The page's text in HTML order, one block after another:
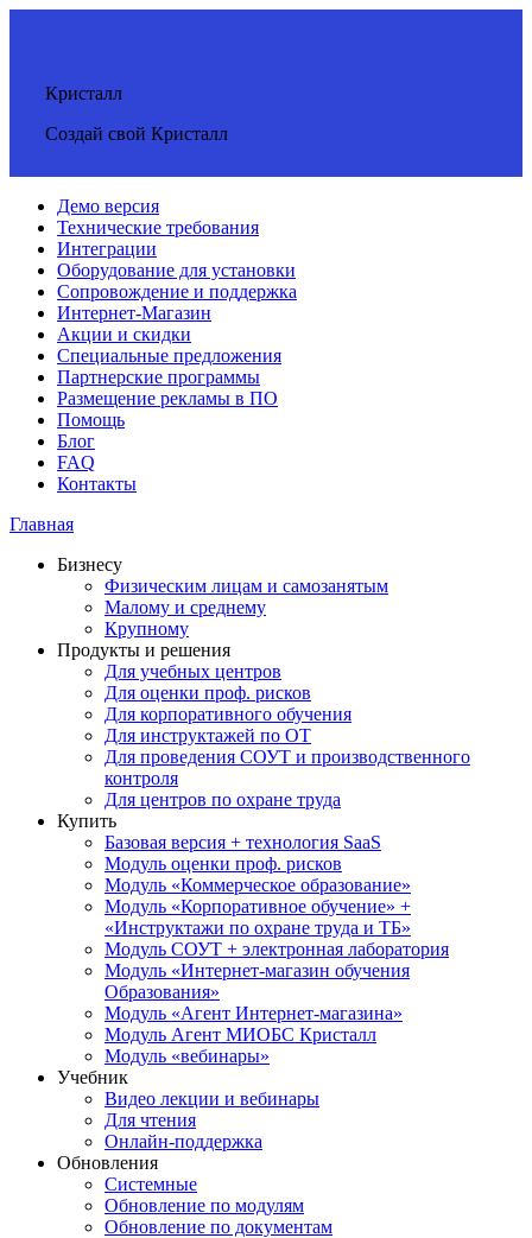
Кристалл
Создай свой Кристалл
Демо версия
Технические требования
Интеграции
Оборудование для установки
Сопровождение и поддержка
Интернет-Магазин
Акции и скидки
Специальные предложения
Партнерские программы
Размещение рекламы в ПО
Помощь
Блог
FAQ
Контакты
Главная
Бизнесу
Физическим лицам и самозанятым
Малому и среднему
Крупному
Продукты и решения
Для учебных центров
Для оценки проф. рисков
Для корпоративного обучения
Для инструктажей по ОТ
Для проведения СОУТ и производственного
контроля
Для центров по охране труда
Купить
Базовая версия + технология SaaS
Модуль оценки проф. рисков
Модуль «Коммерческое образование»
Модуль «Корпоративное обучение» +
«Инструктажи по охране труда и ТБ»
Модуль СОУТ + электронная лаборатория
Модуль «Интернет-магазин обучения
Образования»
Модуль «Агент Интернет-магазина»
Модуль Агент МИОБС Кристалл
Модуль «вебинары»
Учебник
Видео лекции и вебинары
Для чтения
Онлайн-поддержка
Обновления
Системные
Обновление по модулям
Обновление по документам